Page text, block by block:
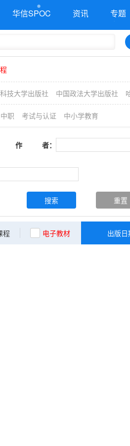
华信SPOC 资讯 专题
技大学出版社 中国政法大学出版社
中职 考试与认证 中小学教育
作 者：
搜索 重置
程 电子教材 出版日